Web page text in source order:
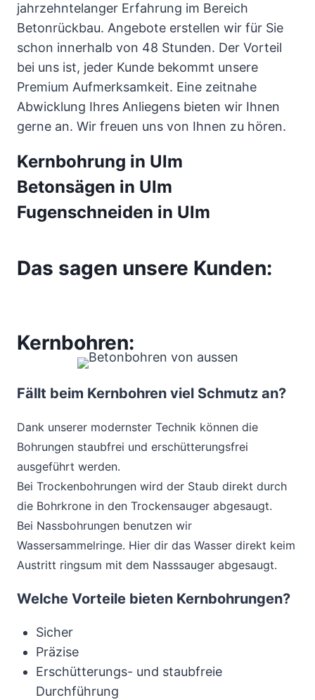
jahrzehntelanger Erfahrung im Bereich
Betonrückbau. Angebote erstellen wir für Sie
schon innerhalb von 48 Stunden. Der Vorteil
bei uns ist, jeder Kunde bekommt unsere
Premium Aufmerksamkeit. Eine zeitnahe
Abwicklung Ihres Anliegens bieten wir Ihnen
gerne an. Wir freuen uns von Ihnen zu hören.
Kernbohrung in Ulm
Betonsägen in Ulm
Fugenschneiden in Ulm
Das sagen unsere Kunden:
Kernbohren:
Fällt beim Kernbohren viel Schmutz an?
Dank unserer modernster Technik können die
Bohrungen staubfrei und erschütterungsfrei
ausgeführt werden.
Bei Trockenbohrungen wird der Staub direkt durch
die Bohrkrone in den Trockensauger abgesaugt.
Bei Nassbohrungen benutzen wir
Wassersammelringe. Hier dir das Wasser direkt keim
Austritt ringsum mit dem Nasssauger abgesaugt.
Welche Vorteile bieten Kernbohrungen?
Sicher
Präzise
Erschütterungs- und staubfreie
Durchführung